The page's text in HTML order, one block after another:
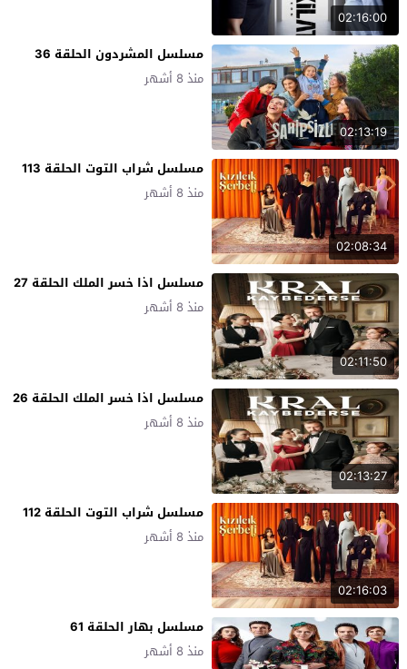
02:16:00
02:13:19
مسلسل المشردون الحلقة 36
منذ 8 أشهر
02:08:34
مسلسل شراب التوت الحلقة 113
منذ 8 أشهر
02:11:50
مسلسل اذا خسر الملك الحلقة 27
منذ 8 أشهر
02:13:27
مسلسل اذا خسر الملك الحلقة 26
منذ 8 أشهر
02:16:03
مسلسل شراب التوت الحلقة 112
منذ 8 أشهر
مسلسل بهار الحلقة 61
منذ 8 أشهر